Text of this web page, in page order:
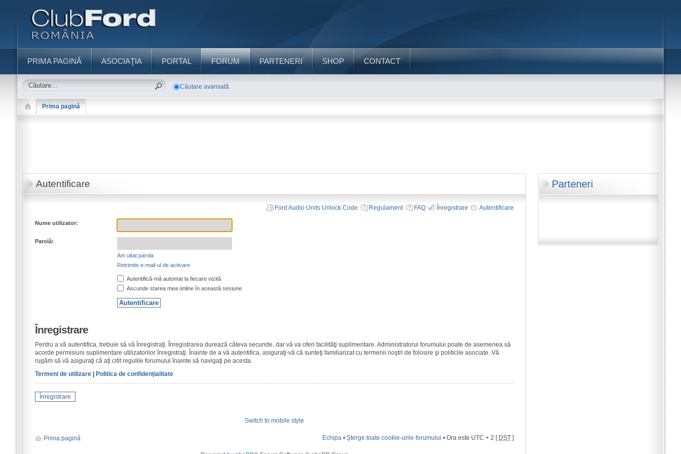
PRIMA PAGINĂ ASOCIAŢIA PORTAL FORUM PARTENERI SHOP CONTACT
Căutare avansată
Prima pagină
Parteneri
Autentificare
Ford Audio Units Unlock Code Regulament FAQ Înregistrare Autentificare
Nume utilizator:
Parolă:
Am uitat parola
Retrimite e-mail-ul de activare
Autentifică-mă automat la fiecare vizită
Ascunde starea mea online în această sesiune
Înregistrare
Pentru a vă autentifica, trebuie să vă înregistraţi. Înregistrarea durează câteva secunde, dar vă va oferi facilităţi suplimentare. Administratorul forumului poate de asemenea să
acorde permisiuni suplimentare utilizatorilor înregistraţi. Înainte de a vă autentifica, asiguraţi-vă că sunteţi familiarizat cu termenii noştri de folosire şi politicile asociate. Vă
rugăm să vă asiguraţi că aţi citit regulile forumului înainte să navigaţi pe acesta.
Termeni de utilizare| Politica de confidenţialitate
Înregistrare
Switch to mobile style
Prima pagină Echipa •Şterge toate cookie-urile forumului • Ora este UTC + 2 [ DST ]